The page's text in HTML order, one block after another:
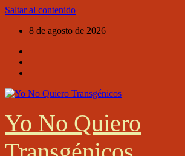
Saltar al contenido
8 de agosto de 2026
Yo No Quiero